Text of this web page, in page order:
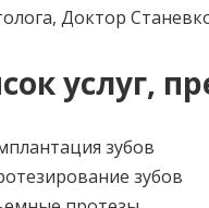
Доктор
услуг,
зубов
зубов